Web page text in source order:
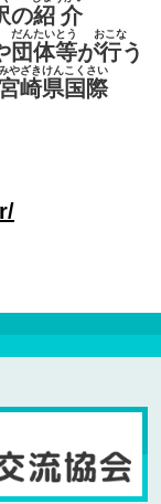
の紹介
団体
だんたい
等
とう
が行
おこな
う
崎
やざき
県
けん
国際
こくさい